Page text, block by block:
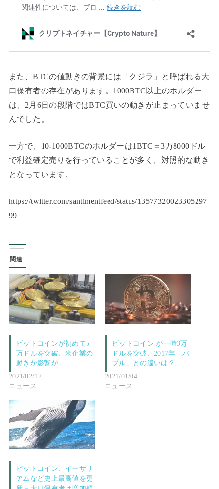
また、BTCの値動きの背景には「クジラ」と呼ばれる大
口保有者の存在があります。1000BTC以上のホルダー
は、2月6日の段階ではBTC買いの動きが止まっていませ
んでした。
一方で、10-1000BTCのホルダーは1BTC＝3万8000ドル
で利益確定売りを行っていることが多く、対照的な動き
となっています。
https://twitter.com/santimentfeed/status/13577320023305297
99
関連
ビットコインが初めて5
万ドルを突破、米企業の
動きが影響か
2021/02/17
ニュース
ビットコイン が一時3万
ドルを突破、2017年「バ
ブル」との違いは？
2021/01/04
ニュース
ビットコイン、イーサリ
アムなど史上最高値を更